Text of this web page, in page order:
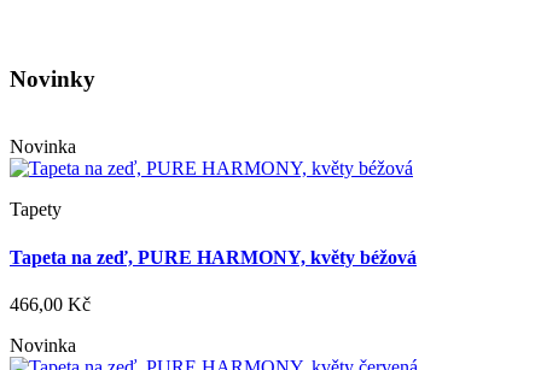
Novinky
Novinka
Tapety
Tapeta na zeď, PURE HARMONY, květy béžová
466,00 Kč
Novinka